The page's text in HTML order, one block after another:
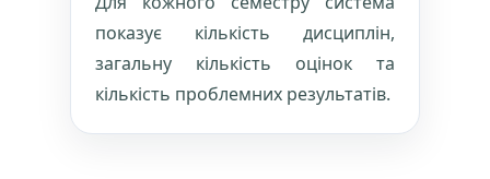
показує кількість дисциплін,
загальну кількість оцінок та
кількість проблемних результатів.